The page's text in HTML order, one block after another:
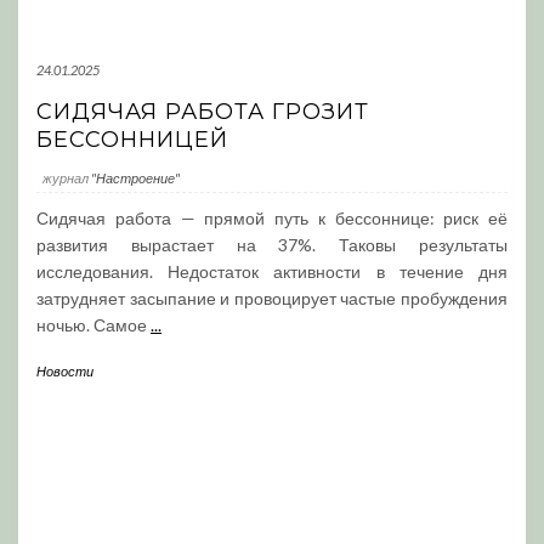
24.01.2025
СИДЯЧАЯ РАБОТА ГРОЗИТ
БЕССОННИЦЕЙ
журнал "Настроение"
Сидячая работа — прямой путь к бессоннице: риск её
развития вырастает на 37%. Таковы результаты
исследования. Недостаток активности в течение дня
затрудняет засыпание и провоцирует частые пробуждения
ночью. Самое ...
Новости